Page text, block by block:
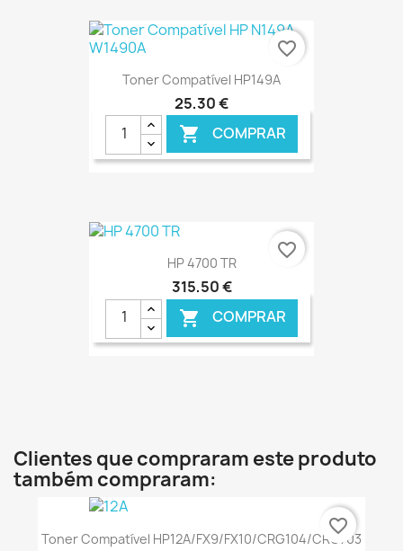
€ ONLINE
Toner Compatível HP149A
25,30 €
 COMPRAR
favorite_border
HP 4700 TR
315,50 €
 COMPRAR
favorite_border
Clientes que compraram este produto
também compraram:
Toner Compatível HP12A/FX9/FX10/CRG104/CRG703
favorite_border